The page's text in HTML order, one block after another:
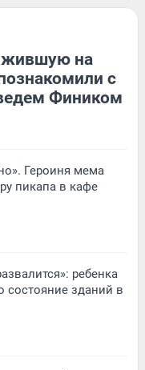
на
с
Фиником
Героиня мема
пикапа в кафе
ребенка
состояние зданий в